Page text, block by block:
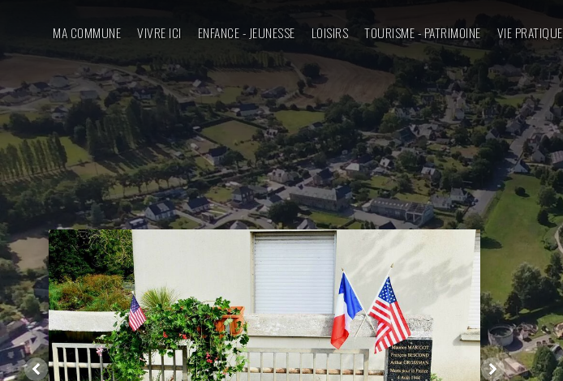
MA COMMUNE VIVRE ICI ENFANCE - JEUNESSE LOISIRS TOURISME - PATRIMOINE VIE PRATIQUE